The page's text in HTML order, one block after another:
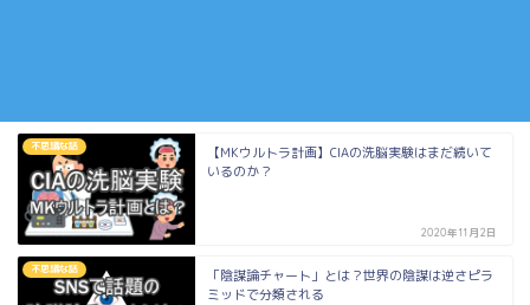
不思議な話
【MKウルトラ計画】CIAの洗脳実験はまだ続いて
いるのか？
2020年11月2日
不思議な話
「陰謀論チャート」とは？世界の陰謀は逆さピラ
ミッドで分類される